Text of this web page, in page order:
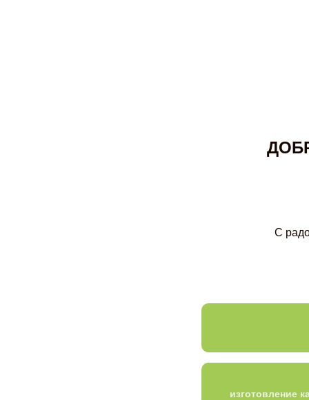
С
изготовление